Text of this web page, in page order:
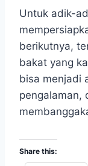
Untuk adik-
berikutnya,
bakat yang
bisa menjadi
pengalaman,
Share this: